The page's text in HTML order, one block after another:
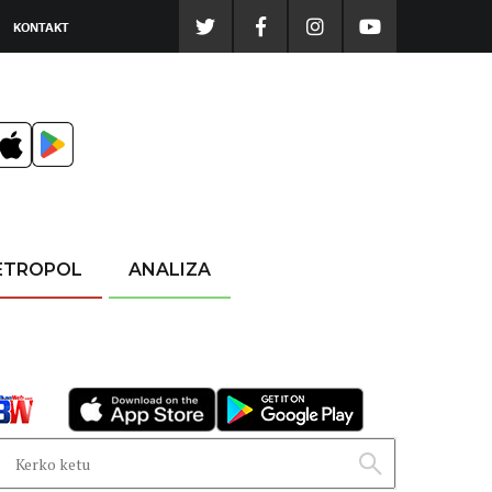
KONTAKT
ANALIZA